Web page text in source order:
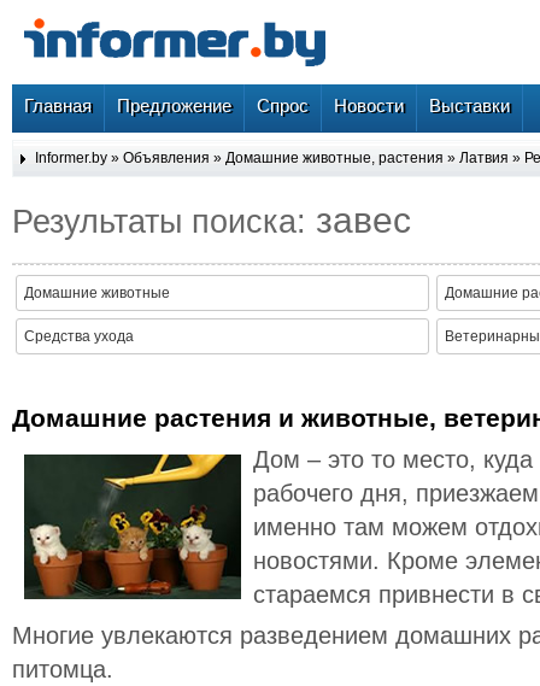
Главная Предложение Спрос Новости Выставки
Informer.by » Объявления » Домашние животные, растения » Латвия »
Результаты поиска: завес
Домашние животные Домашние
Средства ухода
Домашние растения и животные,
Дом – это то место,
рабочего дня,
именно там можем
новостями. Кроме
стараемся привнести в
Многие увлекаются разведением домашних
питомца.